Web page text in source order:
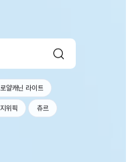
로얄캐닌 라이트
지위픽 츄르